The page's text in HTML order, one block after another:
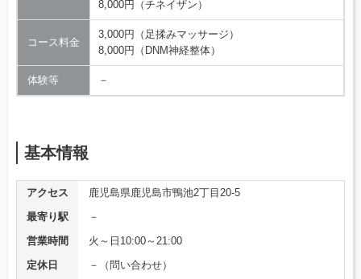
8,000円（チネイザン）
コース料金
3,000円（足揉みマッサージ）
8,000円（DNM神経整体）
体験等 －
基本情報
アクセス
鹿児島県鹿児島市鴨池2丁目20-5
最寄り駅
－
営業時間
火～日10:00～21:00
定休日
－（問い合わせ）